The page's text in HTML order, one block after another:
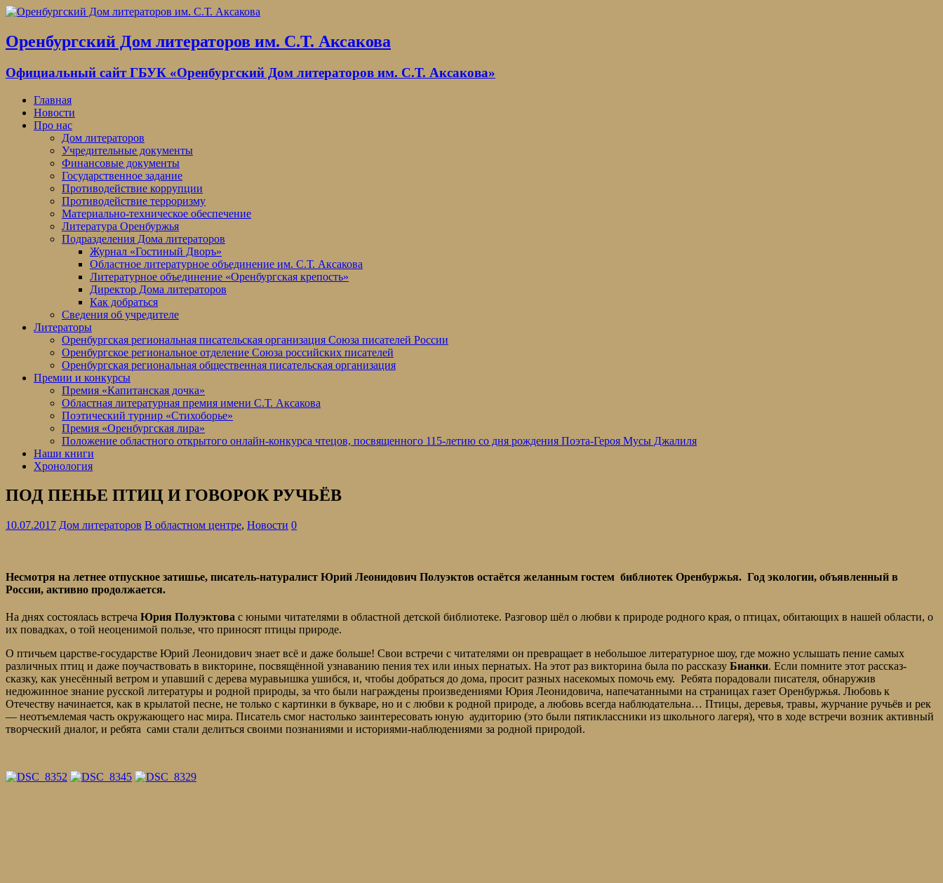
Оренбургский Дом литераторов им. С.Т. Аксакова
Официальный сайт ГБУК «Оренбургский Дом литераторов им. С.Т. Аксакова»
Главная
Новости
Про нас
Дом литераторов
Учредительные документы
Финансовые документы
Государственное задание
Противодействие коррупции
Противодействие терроризму
Материально-техническое обеспечение
Литература Оренбуржья
Подразделения Дома литераторов
Журнал «Гостиный Дворъ»
Областное литературное объединение им. С.Т. Аксакова
Литературное объединение «Оренбургская крепость»
Директор Дома литераторов
Как добраться
Сведения об учредителе
Литераторы
Оренбургская региональная писательская организация Союза писателей России
Оренбургское региональное отделение Союза российских писателей
Оренбургская региональная общественная писательская организация
Премии и конкурсы
Премия «Капитанская дочка»
Областная литературная премия имени С.Т. Аксакова
Поэтический турнир «Стихоборье»
Премия «Оренбургская лира»
Положение областного открытого онлайн-конкурса чтецов, посвященного 115-летию со дня рождения Поэта-Героя Мусы Джалиля
Наши книги
Хронология
ПОД ПЕНЬЕ ПТИЦ И ГОВОРОК РУЧЬЁВ
10.07.2017 Дом литераторов В областном центре, Новости 0
Несмотря на летнее отпускное затишье, писатель-натуралист Юрий Леонидович Полуэктов остаётся желанным гостем библиотек Оренбуржья. Год экологии, объявленный в
России, активно продолжается.
На днях состоялась встреча Юрия Полуэктова с юными читателями в областной детской библиотеке. Разговор шёл о любви к природе родного края, о птицах, обитающих в нашей области, о
их повадках, о той неоценимой пользе, что приносят птицы природе.
О птичьем царстве-государстве Юрий Леонидович знает всё и даже больше! Свои встречи с читателями он превращает в небольшое литературное шоу, где можно услышать пение самых
различных птиц и даже поучаствовать в викторине, посвящённой узнаванию пения тех или иных пернатых. На этот раз викторина была по рассказу Бианки. Если помните этот рассказ-
сказку, как унесённый ветром и упавший с дерева муравьишка ушибся, и, чтобы добраться до дома, просит разных насекомых помочь ему. Ребята порадовали писателя, обнаружив
недюжинное знание русской литературы и родной природы, за что были награждены произведениями Юрия Леонидовича, напечатанными на страницах газет Оренбуржья. Любовь к
Отечеству начинается, как в крылатой песне, не только с картинки в букваре, но и с любви к родной природе, а любовь всегда наблюдательна… Птицы, деревья, травы, журчание ручьёв и рек
— неотъемлемая часть окружающего нас мира. Писатель смог настолько заинтересовать юную аудиторию (это были пятиклассники из школьного лагеря), что в ходе встречи возник активный
творческий диалог, и ребята сами стали делиться своими познаниями и историями-наблюдениями за родной природой.